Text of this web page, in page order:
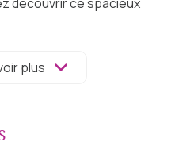
9 m2, un salon de 17 m2, 3
et une salle d’eau de 3.84
plus